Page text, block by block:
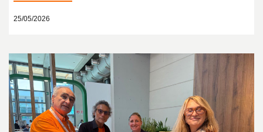
25/05/2026